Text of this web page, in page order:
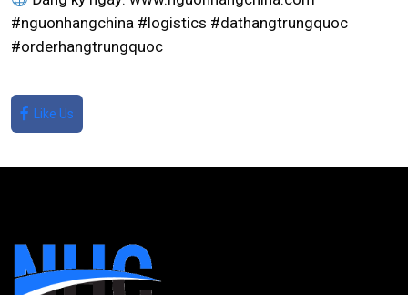
#nguonhangchina #logistics #dathangtrungquoc
#orderhangtrungquoc
Like Us